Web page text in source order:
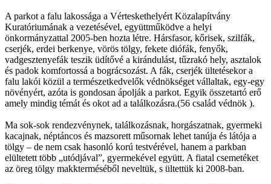
A parkot a falu lakossága a Vérteskethelyért Közalapítvány
Kuratóriumának a vezetésével, együttműködve a helyi
önkormányzattal 2005-ben hozta létre. Hársfasor, kőrisek, szilfák,
cserjék, erdei berkenye, vörös tölgy, fekete diófák, fenyők,
vadgesztenyefák teszik üdítővé a kirándulást, tűzrakó hely, asztalok
és padok komfortossá a bográcsozást. A fák, cserjék ültetésekor a
falu lakói közül a természetkedvelők védnökséget vállaltak, egy-egy
növényért, azóta is gondosan ápolják a parkot. Egyik összetartó erő
amely mindig témát és okot ad a találkozásra.(56 család védnök ).
Ma sok-sok rendezvénynek, találkozásnak, horgászatnak, gyermeki
kacajnak, néptáncos és mazsorett műsornak lehet tanúja és látója a
tölgy – de nem csak hasonló korú testvérével, hanem a parkban
elültetett több „utódjával”, gyermekével együtt. A fiatal csemetéket
az öreg tölgy makkterméséből neveltük, s ültettük ki 2008-ban.